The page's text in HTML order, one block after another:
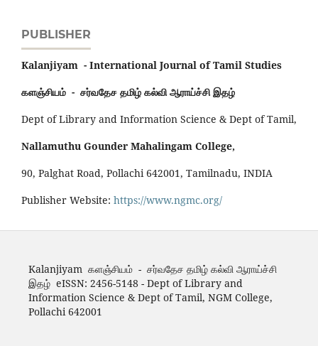
PUBLISHER
Kalanjiyam - International Journal of Tamil Studies
களஞ்சியம் - சர்வதேச தமிழ் கல்வி ஆராய்ச்சி இதழ்
Dept of Library and Information Science & Dept of Tamil,
Nallamuthu Gounder Mahalingam College,
90, Palghat Road, Pollachi 642001, Tamilnadu, INDIA
Publisher Website: https://www.ngmc.org/
Kalanjiyam களஞ்சியம் - சர்வதேச தமிழ் கல்வி ஆராய்ச்சி
இதழ் eISSN: 2456-5148 - Dept of Library and
Information Science & Dept of Tamil, NGM College,
Pollachi 642001